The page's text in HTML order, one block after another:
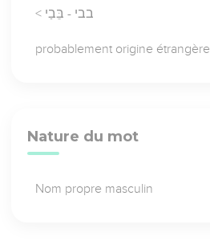
< בבי - בֵּבַי
probablement origine étrangère
Nature du mot
Nom propre masculin